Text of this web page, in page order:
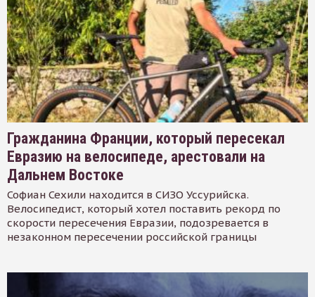
Гражданина Франции, который пересекал
Евразию на велосипеде, арестовали на
Дальнем Востоке
Софиан Сехили находится в СИЗО Уссурийска.
Велосипедист, который хотел поставить рекорд по
скорости пересечения Евразии, подозревается в
незаконном пересечении российской границы